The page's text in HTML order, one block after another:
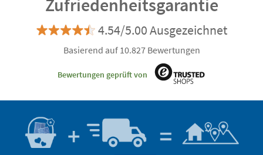
Zufriedenheitsgarantie
4.54/5.00 Ausgezeichnet
Basierend auf 10.827 Bewertungen
Bewertungen geprüft von